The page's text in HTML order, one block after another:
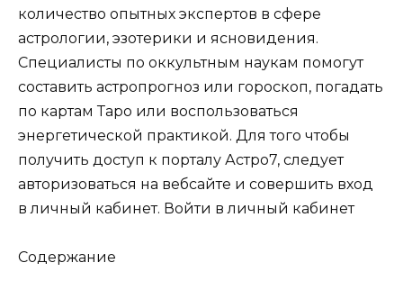
количество опытных экспертов в сфере
астрологии, эзотерики и ясновидения.
Специалисты по оккультным наукам помогут
составить астропрогноз или гороскоп, погадать
по картам Таро или воспользоваться
энергетической практикой. Для того чтобы
получить доступ к порталу Астро7, следует
авторизоваться на вебсайте и совершить вход
в личный кабинет. Войти в личный кабинет
Содержание